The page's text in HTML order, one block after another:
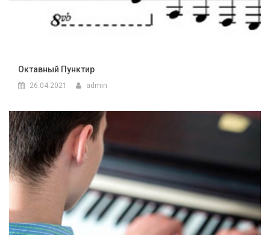
Октавный Пунктир
26.04.2021 admin